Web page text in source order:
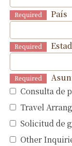
Required País
Required
Required
Consulta de
Travel
Solicitud de
Other